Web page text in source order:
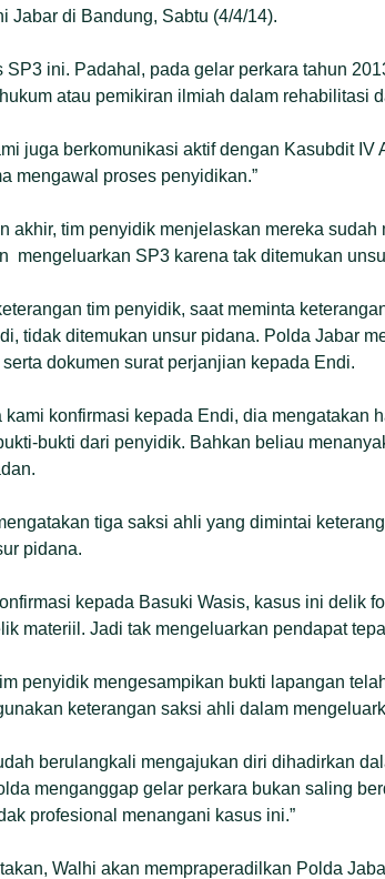
Jabar di Bandung, Sabtu (4/4/14).
SP3 ini. Padahal, pada gelar perkara tahun
atau pemikiran ilmiah dalam rehabilitasi
juga berkomunikasi aktif dengan Kasubdit IV
mengawal proses penyidikan.”
akhir, tim penyidik menjelaskan mereka
mengeluarkan SP3 karena tak ditemukan
tim penyidik, saat meminta
tidak ditemukan unsur pidana. Polda Jabar
dokumen surat perjanjian kepada Endi.
kami konfirmasi kepada Endi, dia mengatakan
bukti dari penyidik. Bahkan beliau
tiga saksi ahli yang dimintai
pidana.
kepada Basuki Wasis, kasus ini delik
materiil. Jadi tak mengeluarkan pendapat
penyidik mengesampikan bukti lapangan
keterangan saksi ahli dalam
berulangkali mengajukan diri dihadirkan
menganggap gelar perkara bukan saling
profesional menangani kasus ini.”
Walhi akan mempraperadilkan Polda